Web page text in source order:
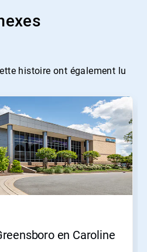
histoire ont également lu
en Caroline